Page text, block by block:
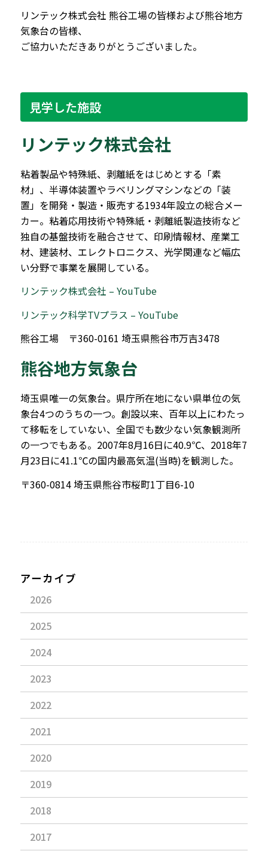
リンテック株式会社 熊谷工場の皆様および熊谷地方
気象台の皆様、
ご協力いただきありがとうございました。
見学した施設
リンテック株式会社
粘着製品や特殊紙、剥離紙をはじめとする「素
材」、半導体装置やラベリングマシンなどの「装
置」を開発・製造・販売する1934年設立の総合メー
カー。粘着応用技術や特殊紙・剥離紙製造技術など
独自の基盤技術を融合させて、印刷情報材、産業工
材、建装材、エレクトロニクス、光学関連など幅広
い分野で事業を展開している。
リンテック株式会社 – YouTube
リンテック科学TVプラス – YouTube
熊谷工場 〒360-0161 埼玉県熊谷市万吉3478
熊谷地方気象台
埼玉県唯一の気象台。県庁所在地にない県単位の気
象台4つのうちの一つ。創設以来、百年以上にわたっ
て移転をしていない、全国でも数少ない気象観測所
の一つでもある。2007年8月16日に40.9℃、2018年7
月23日に41.1℃の国内最高気温(当時)を観測した。
〒360-0814 埼玉県熊谷市桜町1丁目6-10
アーカイブ
2026
2025
2024
2023
2022
2021
2020
2019
2018
2017